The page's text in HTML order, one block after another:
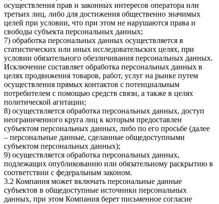
осуществления прав и законных интересов оператора или
третьих лиц, либо для достижения общественно значимых
целей при условии, что при этом не нарушаются права и
свободы субъекта персональных данных;
7) обработка персональных данных осуществляется в
статистических или иных исследовательских целях, при
условии обязательного обезличивания персональных данных.
Исключение составляет обработка персональных данных в
целях продвижения товаров, работ, услуг на рынке путем
осуществления прямых контактов с потенциальным
потребителем с помощью средств связи, а также в целях
политической агитации;
8) осуществляется обработка персональных данных, доступ
неограниченного круга лиц к которым предоставлен
субъектом персональных данных, либо по его просьбе (далее
– персональные данные, сделанные общедоступными
субъектом персональных данных);
9) осуществляется обработка персональных данных,
подлежащих опубликованию или обязательному раскрытию в
соответствии с федеральным законом.
3.2 Компания может включать персональные данные
субъектов в общедоступные источники персональных
данных, при этом Компания берет письменное согласие